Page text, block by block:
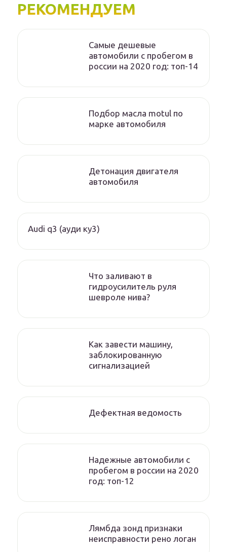
РЕКОМЕНДУЕМ
Самые дешевые
автомобили с пробегом в
россии на 2020 год: топ-14
Подбор масла motul по
марке автомобиля
Детонация двигателя
автомобиля
Audi q3 (ауди ку3)
Что заливают в
гидроусилитель руля
шевроле нива?
Как завести машину,
заблокированную
сигнализацией
Дефектная ведомость
Надежные автомобили с
пробегом в россии на 2020
год: топ-12
Лямбда зонд признаки
неисправности рено логан